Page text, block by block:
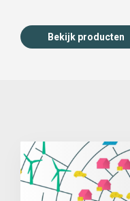
Bekijk producten